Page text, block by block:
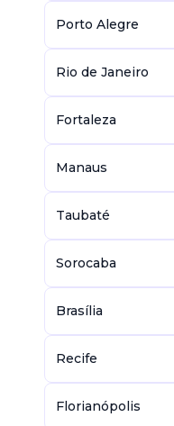
Porto Alegre
Rio de Janeiro
Fortaleza
Manaus
Taubaté
Sorocaba
Brasília
Recife
Florianópolis